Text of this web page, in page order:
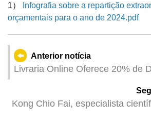
1）
Infografia sobre a repartição
orçamentais para o ano de 2024.pdf
Anterior notícia
Livraria Online Oferece 20% de
Kong Chio Fai, especialista